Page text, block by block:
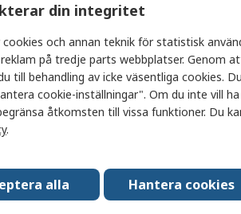
Hane
D-Sub
Skruv
B
din integritet
cookies och annan teknik för statistisk
på tredje parts webbplatser. Genom
till behandling av icke väsentliga cookies.
cookie-inställningar". Om du inte vill
åtkomsten till vissa funktioner. Du
.
alla Hantera cookies